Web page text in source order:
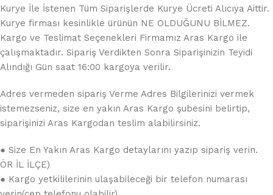
Kurye İle İstenen Tüm Siparişlerde Kurye Ücreti Alıcıya Aittir.
Kurye firması kesinlikle ürünün NE OLDUĞUNU BİLMEZ.
Kargo ve Teslimat Seçenekleri Firmamız Aras Kargo ile
çalışmaktadır. Sipariş Verdikten Sonra Siparişinizin Teyidi
Alındığı Gün saat 16:00 kargoya verilir.
Adres vermeden sipariş Verme Adres Bilgilerinizi vermek
istemezseniz, size en yakın Aras Kargo şubesini belirtip,
siparişinizi Aras Kargodan teslim alabilirsiniz.
● Size En Yakın Aras Kargo detaylarını yazıp sipariş verin.
ÖR İL İLÇE)
● Kargo yetkililerinin ulaşabileceği bir telefon numarası